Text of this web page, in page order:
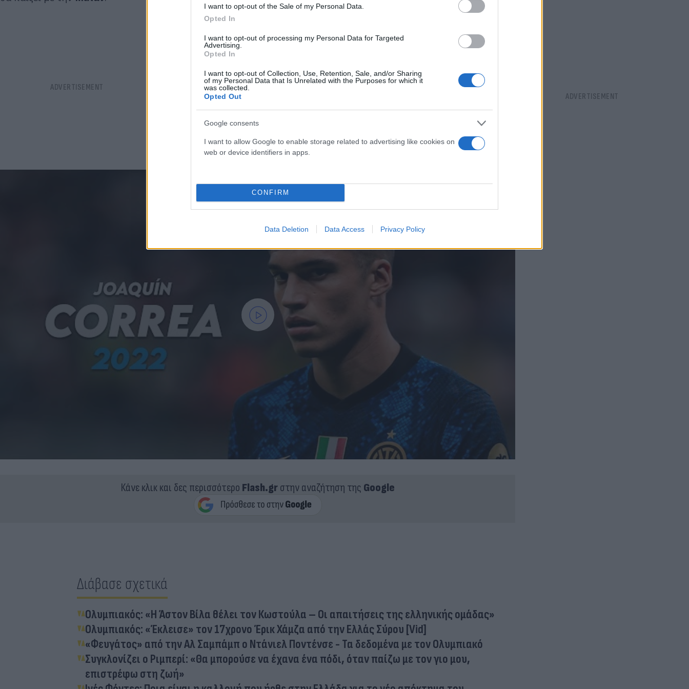
I want to opt-out of the Sale of my Personal Data.
Opted In
I want to opt-out of processing my Personal Data for Targeted
Advertising.
Opted In
I want to opt-out of Collection, Use, Retention, Sale, and/or Sharing
of my Personal Data that Is Unrelated with the Purposes for which it
was collected.
Opted Out
Google consents
I want to allow Google to enable storage related to advertising like cookies on
web or device identifiers in apps.
CONFIRM
Data Deletion Data Access Privacy Policy
Κάνε κλικ και δες περισσότερο Flash.grστην αναζήτηση της Google
Διάβασε σχετικά
Ολυμπιακός: «Η Άστον Βίλα θέλει τον Κωστούλα – Οι απαιτήσεις της ελληνικής ομάδας»
Ολυμπιακός: «Έκλεισε» τον 17χρονο Έρικ Χάμζα από την Ελλάς Σύρου [Vid]
«Φευγάτος» από την Αλ Σαμπάμπ ο Ντάνιελ Ποντένσε - Τα δεδομένα με τον Ολυμπιακό
Συγκλονίζει ο Ριμπερί: «Θα μπορούσε να έχανα ένα πόδι, όταν παίζω με τον γιο μου,
επιστρέφω στη ζωή»